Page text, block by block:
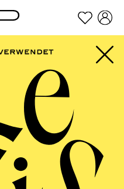
Footer springen